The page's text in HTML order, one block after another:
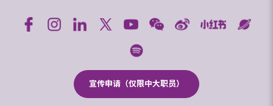
宣传申请（仅限中大职员）